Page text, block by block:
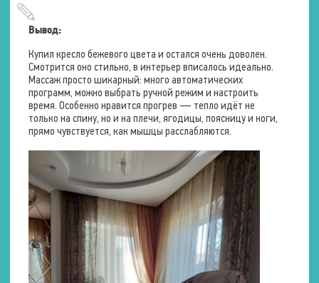
Нижняя область спины
Тайское растягивание
Только воздушнокомпрессионный
Вытягивание
Количество точек
воздействия
275 шт.
Размеры (в положении лёжа)
Длина
180 – 250 см.
Ширина
85 см.
Высота
75 см.
Вывод:
Купил кресло бежевого цвета и остался очень доволен.
Смотрится оно стильно, в интерьер вписалось идеально.
Массаж просто шикарный: много автоматических
программ, можно выбрать ручной режим и настроить
время. Особенно нравится прогрев — тепло идёт не
только на спину, но и на плечи, ягодицы, поясницу и ноги,
прямо чувствуется, как мышцы расслабляются.